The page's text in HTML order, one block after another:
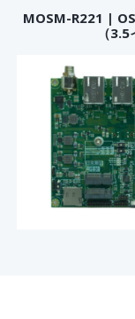
MOSM-R221 |
（